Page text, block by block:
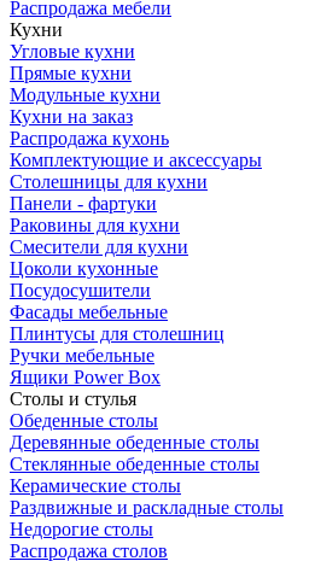
Распродажа мебели
Кухни
Угловые кухни
Прямые кухни
Модульные кухни
Кухни на заказ
Распродажа кухонь
Комплектующие и аксессуары
Столешницы для кухни
Панели - фартуки
Раковины для кухни
Смесители для кухни
Цоколи кухонные
Посудосушители
Фасады мебельные
Плинтусы для столешниц
Ручки мебельные
Ящики Power Box
Столы и стулья
Обеденные столы
Деревянные обеденные столы
Стеклянные обеденные столы
Керамические столы
Раздвижные и раскладные столы
Недорогие столы
Распродажа столов